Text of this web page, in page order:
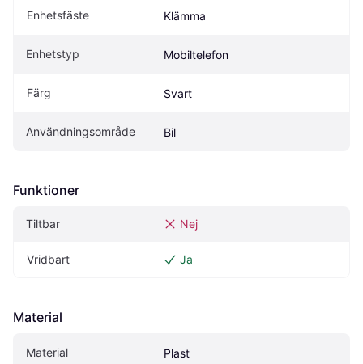
Enhetsfäste Klämma
Enhetstyp Mobiltelefon
Färg Svart
Användningsområde Bil
Funktioner
Tiltbar Nej
Vridbart Ja
Material
Material Plast